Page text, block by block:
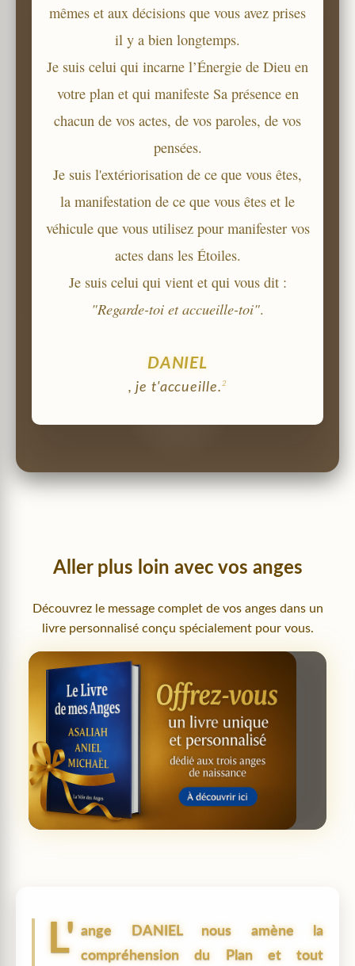
mêmes et aux décisions que vous avez prises
il y a bien longtemps.
Je suis celui qui incarne l’Énergie de Dieu en
votre plan et qui manifeste Sa présence en
chacun de vos actes, de vos paroles, de vos
pensées.
Je suis l'extériorisation de ce que vous êtes,
la manifestation de ce que vous êtes et le
véhicule que vous utilisez pour manifester vos
actes dans les Étoiles.
Je suis celui qui vient et qui vous dit :
"Regarde-toi et accueille-toi".
DANIEL
, je t'accueille. 2
Aller plus loin avec vos anges
Découvrez le message complet de vos anges dans un
livre personnalisé conçu spécialement pour vous.
L' ange DANIELnous amène la
compréhension du Plan et tout